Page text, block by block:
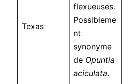
Texas
flexueuses.
Possibleme
nt
synonyme
de Opuntia
aciculata.